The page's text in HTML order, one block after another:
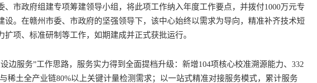
、市政府组建专项筹建领导小组，将此项工作纳入年度工作要点，并拨付1000万元专
设。在赣州市委、市政府的坚强领导下，该中心始终以需求为导向，精准补齐技术短
项、标准研制等工作，如期建成并正式获批运行。
服务”工作思路，服务实力得到全面提档升级：新增104项核心校准溯源能力、332
稀土全产业链80%以上关键计量检测需求；以一站式精准对接服务模式，累计服务